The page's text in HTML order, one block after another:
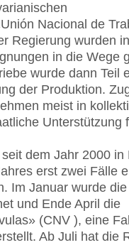
Nacional de
Regierung wurden
in die Wege
wurde dann Teil
der Produktion.
meist in
Unterstützung
dem Jahr 2000 in
erst zwei Fälle
Im Januar wurde die
und Ende April die
(CNV ), eine
Ab Juli hat die